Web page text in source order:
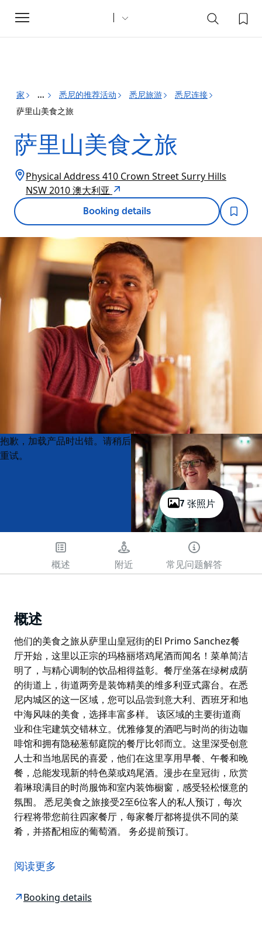
Toggle
navigation
家 ... 悉尼的推荐活动 悉尼旅游
悉尼连接
萨里山美食之旅
萨里山美食之旅
Physical Address 410 Crown Street Surry Hills
NSW 2010 澳大利亚
Booking details
7 张照片
Product
List
Product
List
抱歉，加载产品时出错。请稍后
重试。
概述 附近 常见问题解答
概述
他们的美食之旅从萨里山皇冠街的El Primo Sanchez餐
厅开始，这里以正宗的玛格丽塔鸡尾酒而闻名！菜单简洁
明了，与精心调制的饮品相得益彰。餐厅坐落在绿树成荫
的街道上，街道两旁是装饰精美的维多利亚式露台。在悉
尼内城区的这一区域，您可以品尝到意大利、西班牙和地
中海风味的美食，选择丰富多样。 该区域的主要街道商
业和住宅建筑交错林立。优雅修复的酒吧与时尚的街边咖
啡馆和拥有隐秘葱郁庭院的餐厅比邻而立。这里深受创意
人士和当地居民的喜爱，他们在这里享用早餐、午餐和晚
餐，总能发现新的特色菜或鸡尾酒。漫步在皇冠街，欣赏
着琳琅满目的时尚服饰和室内装饰橱窗，感受轻松惬意的
氛围。 悉尼美食之旅接受2至6位客人的私人预订，每次
行程将带您前往四家餐厅，每家餐厅都将提供不同的菜
肴，并搭配相应的葡萄酒。 务必提前预订。
厅开始，这里以正宗的玛格丽塔鸡尾酒而闻名！菜单简洁
明了，与精心调制的饮品相得益彰。餐厅坐落在绿树成荫
尼内城区的这一区域，您可以品尝到意大利、西班牙和地
阅读更多
Booking details